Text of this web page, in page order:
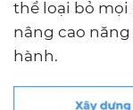
thể loại bỏ
nâng cao
hành.